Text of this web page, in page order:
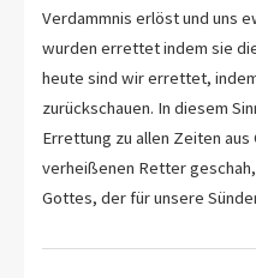
Verdammnis erlöst und uns ewige Errettung gibt. Manche
wurden errettet indem sie
heute sind wir errettet,
zurückschauen. In diesem
Errettung zu allen Zeiten aus
verheißenen Retter geschah,
Gottes, der für unsere